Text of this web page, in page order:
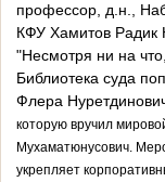
профессор, д.н.,
КФУ Хамитов Радик
"Несмотря ни на
Библиотека суда
Флера
которую вручил
Мухаматюнусович.
укрепляет